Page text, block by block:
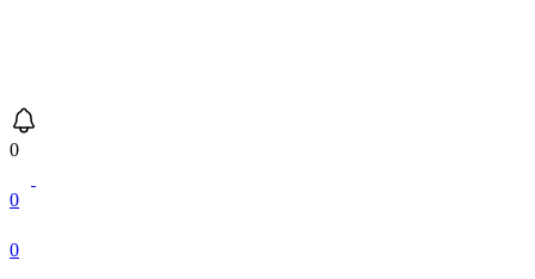
0
0
0